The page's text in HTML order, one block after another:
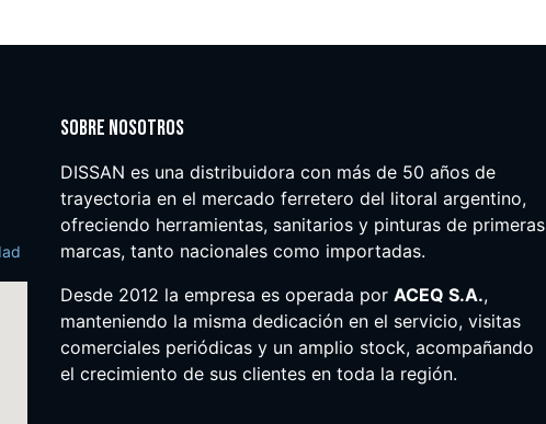
Sobre nosotros
DISSAN es una distribuidora con más de 50 años de
trayectoria en el mercado ferretero del litoral argentino,
ofreciendo herramientas, sanitarios y pinturas de primeras
marcas, tanto nacionales como importadas.
Desde 2012 la empresa es operada por ACEQ S.A.,
manteniendo la misma dedicación en el servicio, visitas
comerciales periódicas y un amplio stock, acompañando
el crecimiento de sus clientes en toda la región.